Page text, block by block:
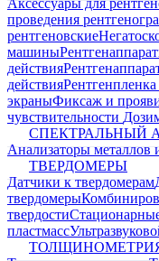
Аксессуары для
проведения
рентгеновские
машины
действия
действия
экраныФиксаж и
чувствительности
СПЕКТРАЛЬНЫЙ
Анализаторы металлов
ТВЕРДОМЕРЫ
Датчики к твердомерам
твердомеры
твердости
пластмасс